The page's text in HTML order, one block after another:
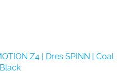
Z4 | Dres SPINN | Coal
Black